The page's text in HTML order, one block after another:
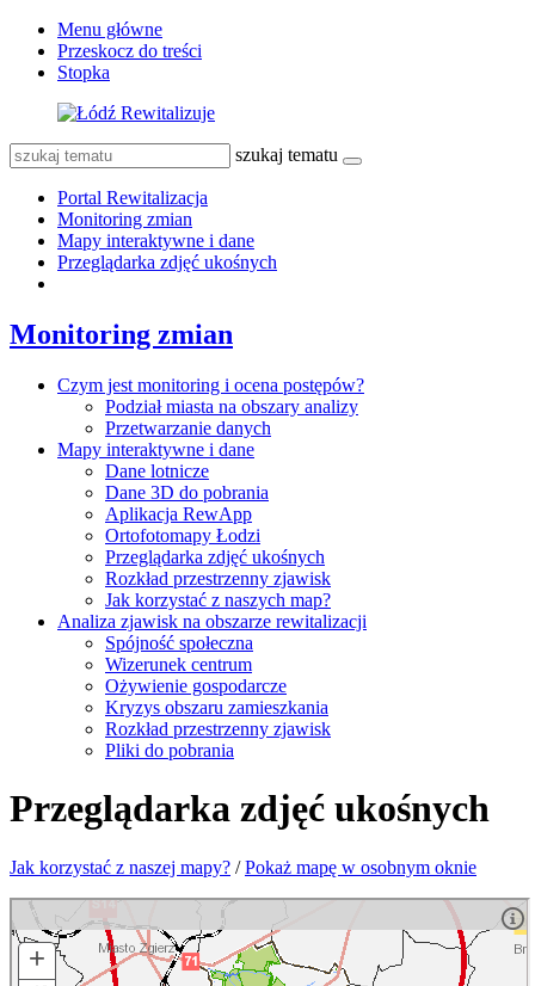
Menu główne
Przeskocz do treści
Stopka
szukaj tematu
Portal Rewitalizacja
Monitoring zmian
Mapy interaktywne i dane
Przeglądarka zdjęć ukośnych
Monitoring zmian
Czym jest monitoring i ocena postępów?
Podział miasta na obszary analizy
Przetwarzanie danych
Mapy interaktywne i dane
Dane lotnicze
Dane 3D do pobrania
Aplikacja RewApp
Ortofotomapy Łodzi
Przeglądarka zdjęć ukośnych
Rozkład przestrzenny zjawisk
Jak korzystać z naszych map?
Analiza zjawisk na obszarze rewitalizacji
Spójność społeczna
Wizerunek centrum
Ożywienie gospodarcze
Kryzys obszaru zamieszkania
Rozkład przestrzenny zjawisk
Pliki do pobrania
Przeglądarka zdjęć ukośnych
Jak korzystać z naszej mapy? /Pokaż mapę w osobnym oknie